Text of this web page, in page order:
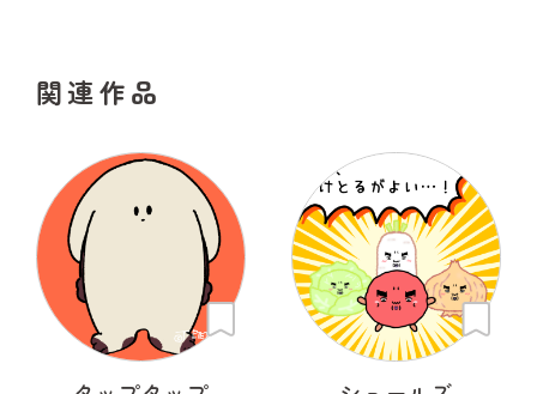
関連作品